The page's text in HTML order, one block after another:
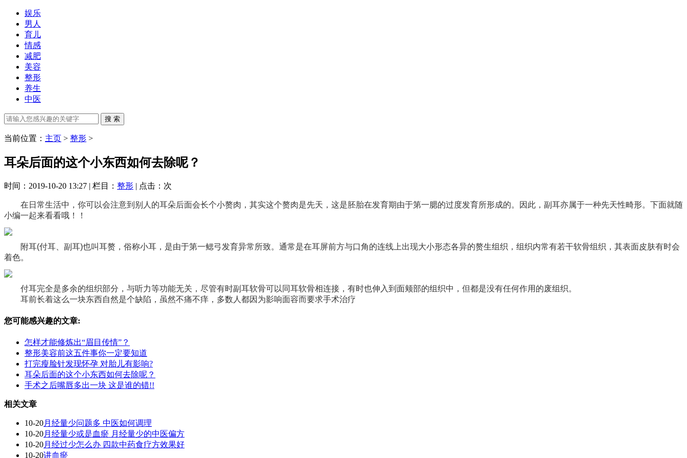
娱乐
男人
育儿
情感
减肥
美容
整形
养生
中医
当前位置： 主页 > 整形 >
耳朵后面的这个小东西如何去除呢？
时间：2019-10-20 13:27 | 栏目： 整形 | 点击： 次
在日常生活中，你可以会注意到别人的耳朵后面会长个小赘肉，其实这个赘肉是先天，这是胚胎在发育期由于第一腮的过度发育所形成的。因此，副耳亦属于一种先天性畸形。下面就随
小编一起来看看哦！！
附耳(付耳、副耳)也叫耳赘，俗称小耳，是由于第一鳃弓发育异常所致。通常是在耳屏前方与口角的连线上出现大小形态各异的赘生组织，组织内常有若干软骨组织，其表面皮肤有时会
着色。
付耳完全是多余的组织部分，与听力等功能无关，尽管有时副耳软骨可以同耳软骨相连接，有时也伸入到面颊部的组织中，但都是没有任何作用的废组织。
耳前长着这么一块东西自然是个缺陷，虽然不痛不痒，多数人都因为影响面容而要求手术治疗
您可能感兴趣的文章:
怎样才能修炼出“眉目传情”？
整形美容前这五件事你一定要知道
打完瘦脸针发现怀孕 对胎儿有影响?
耳朵后面的这个小东西如何去除呢？
手术之后嘴唇多出一块 这是谁的错!!
相关文章
10-20月经量少问题多 中医如何调理
10-20月经量少或是血瘀 月经量少的中医偏方
10-20月经过少怎么办 四款中药食疗方效果好
10-20讲血瘀